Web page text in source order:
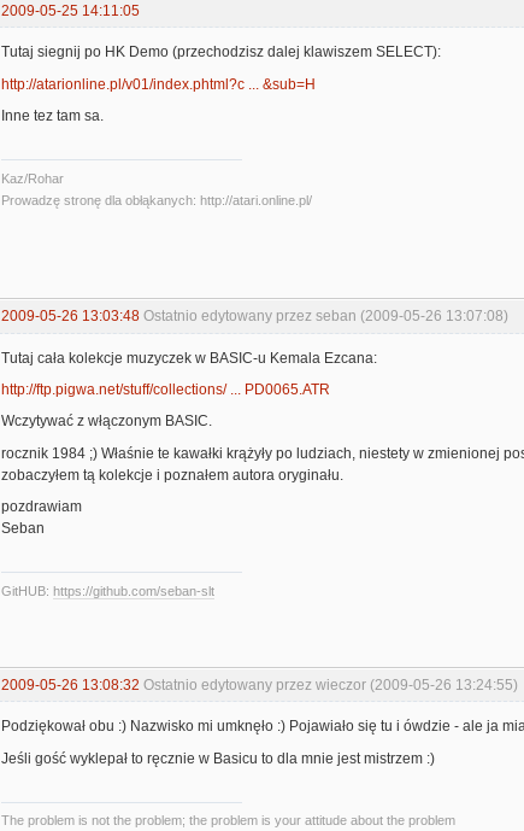
2009-05-25 14:11:05
Tutaj siegnij po HK Demo (przechodzisz dalej klawiszem SELECT):
http://atarionline.pl/v01/index.phtml?c ... &sub=H
Inne tez tam sa.
Kaz/Rohar
Prowadzę stronę dla obłąkanych: http://atari.online.pl/
2009-05-26 13:03:48 Ostatnio edytowany przez seban (2009-05-26 13:07:08)
Tutaj cała kolekcje muzyczek w BASIC-u Kemala Ezcana:
http://ftp.pigwa.net/stuff/collections/ ... PD0065.ATR
Wczytywać z włączonym BASIC.
rocznik 1984 ;) Właśnie te kawałki krążyły po ludziach, niestety w zmienionej
zobaczyłem tą kolekcje i poznałem autora oryginału.
pozdrawiam
Seban
GitHUB: https://github.com/seban-slt
2009-05-26 13:08:32 Ostatnio edytowany przez wieczor (2009-05-26 13:24:55)
Podziękował obu :) Nazwisko mi umknęło :) Pojawiało się tu i ówdzie - ale ja
Jeśli gość wyklepał to ręcznie w Basicu to dla mnie jest mistrzem :)
The problem is not the problem; the problem is your attitude about the problem